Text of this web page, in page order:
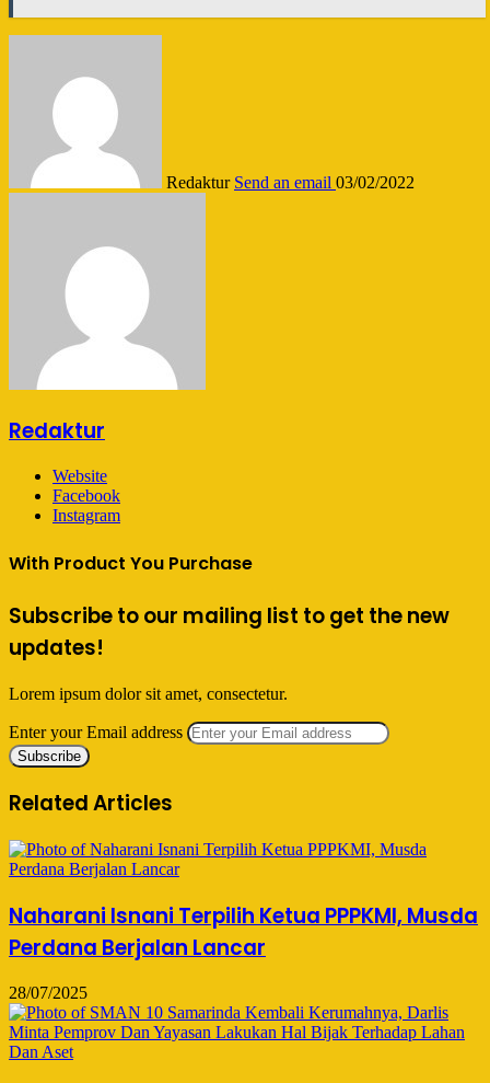
Redaktur Send an email 03/02/2022
Redaktur
Website
Facebook
Instagram
With Product You Purchase
Subscribe to our mailing list to get the new
updates!
Lorem ipsum dolor sit amet, consectetur.
Enter your Email address
Related Articles
Naharani Isnani Terpilih Ketua PPPKMI, Musda
Perdana Berjalan Lancar
28/07/2025